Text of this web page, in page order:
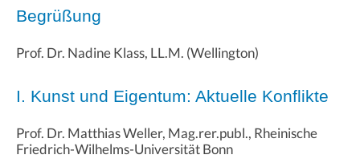
Begrüßung
Prof. Dr. Nadine Klass, LL.M. (Wellington)
I. Kunst und Eigentum: Aktuelle Konflikte
Prof. Dr. Matthias Weller, Mag.rer.publ., Rheinische
Friedrich-Wilhelms-Universität Bonn